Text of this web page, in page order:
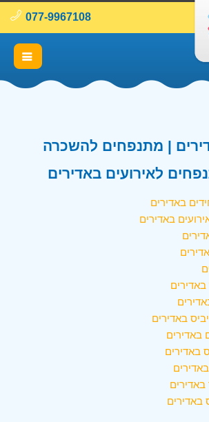
077-9967108
| מתנפחים להשכרה
לאירועים באדירים
באדירים
באדירים
באדירים
באדירים
באדירים
באדירים